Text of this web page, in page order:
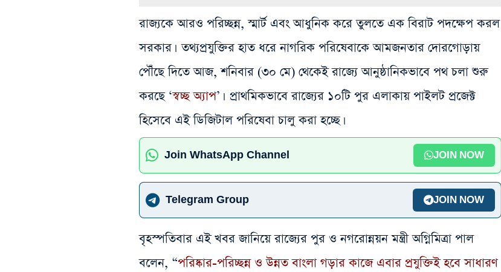
রাজ্যকে আরও পরিচ্ছন্ন, স্মার্ট এবং আধুনিক করে তুলতে এক বিরাট পদক্ষেপ করল
সরকার। তথ্যপ্রযুক্তির হাত ধরে নাগরিক পরিষেবাকে আমজনতার দোরগোড়ায়
পৌঁছে দিতে আজ, শনিবার (৩০ মে) থেকেই রাজ্যে আনুষ্ঠানিকভাবে পথ চলা শুরু
করছে ‘স্বচ্ছ অ্যাপ’। প্রাথমিকভাবে রাজ্যের ১০টি পুর এলাকায় পাইলট প্রজেক্ট
হিসেবে এই ডিজিটাল পরিষেবা চালু করা হচ্ছে।
Join WhatsApp Channel JOIN NOW
Telegram Group JOIN NOW
বৃহস্পতিবার এই খবর জানিয়ে রাজ্যের পুর ও নগরোন্নয়ন মন্ত্রী অগ্নিমিত্রা পাল
বলেন, “পরিষ্কার-পরিচ্ছন্ন ও উন্নত বাংলা গড়ার কাজে এবার প্রযুক্তিই হবে সাধারণ